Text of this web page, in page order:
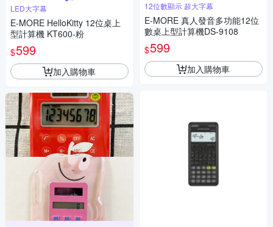
LED大字幕
E-MORE HelloKitty 12位桌上
型計算機 KT600-粉
$599
加入購物車
12位數顯示 超大字幕
E-MORE 真人發音多功能12位
數桌上型計算機DS-9108
$599
加入購物車